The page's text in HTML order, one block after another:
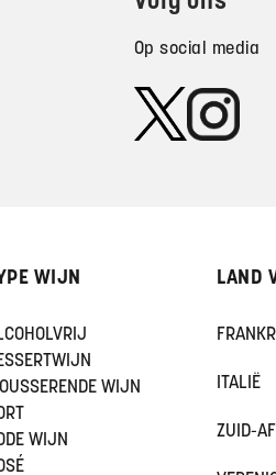
Op social media
WIJN
WIJN
WIJN
LAND
ITALIË
ZUID-